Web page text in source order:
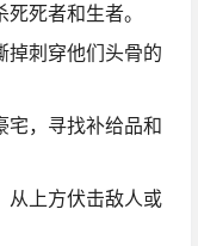
死者和生者。
掉刺穿他们头骨的
宅，寻找补给品和
从上方伏击敌人或